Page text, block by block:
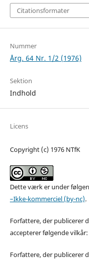
Citationsformater
Nummer
Årg. 64 Nr. 1/2 (1976)
Sektion
Indhold
Licens
Copyright (c) 1976 NTfK
Dette værk er under
–Ikke-kommerciel (by-nc).
Forfattere, der publicerer
accepterer følgende vilkår:
Forfattere, der publicerer